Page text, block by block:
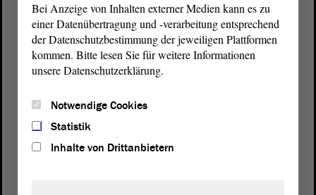
Bei Anzeige von Inhalten externer Medien kann es zu
einer Datenübertragung und -verarbeitung entsprechend
der Datenschutzbestimmung der jeweiligen Plattformen
kommen. Bitte lesen Sie für weitere Informationen
unsere Datenschutzerklärung.
Notwendige Cookies
Statistik
Inhalte von Drittanbietern